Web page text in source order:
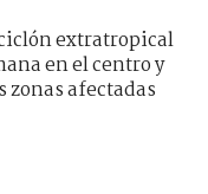
extratropical
en el centro y
zonas afectadas